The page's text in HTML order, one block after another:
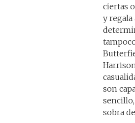
ciertas
y
son
sobra